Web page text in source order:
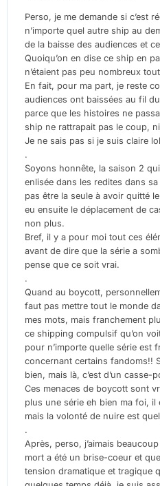
Perso, je me demande si c’est
n’importe quel autre ship au
de la baisse des audiences et
Quoiqu’on en dise ce ship en
n’étaient pas peu nombreux
En fait, pour ma part, je reste
audiences ont baissées au fil
parce que les histoires ne
ship ne rattrapait pas le coup,
Je ne sais pas si je suis claire
.
Soyons honnête, la saison 2
enlisée dans les redites dans
pas être la seule à avoir quitté
eu ensuite le déplacement de
non plus.
Bref, il y a pour moi tout ces
avant de dire que la série a
pense que ce soit vrai.
.
Quand au boycott,
faut pas mettre tout le monde
mes mots, mais franchement
ce shipping compulsif qu’on
pour n’importe quelle série est
concernant certains fandoms!!
bien, mais là, c’est d’un casse-
Ces menaces de boycott sont
plus une série eh bien ma foi, il
mais la volonté de nuire est
.
Après, perso, j’aimais
mort a été un brise-coeur et
tension dramatique et tragique